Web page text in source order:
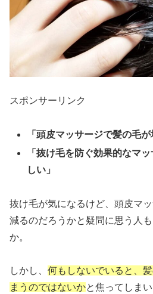
スポンサーリンク
「頭皮マッサージで髪の毛
「抜け毛を防ぐ効果的なマ
しい」
抜け毛が気になるけど、頭皮マ
減るのだろうかと疑問に思う人
か。
しかし、 何もしないでいると、
まうのではないかと焦ってしまい